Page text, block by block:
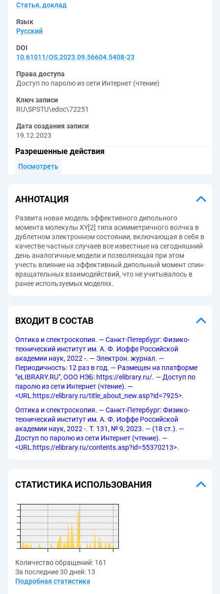
Статья, доклад
Язык
Русский
DOI
10.61011/OS.2023.09.56604.5408-23
Права доступа
Доступ по паролю из сети Интернет (чтение)
Ключ записи
RU\SPSTU\edoc\72251
Дата создания записи
19.12.2023
Разрешенные действия
Посмотреть
АННОТАЦИЯ
Развита новая модель эффективного дипольного
момента молекулы XY[2] типа асимметричного волчка в
дублетном электронном состоянии, включающая в себя в
качестве частных случаев все известные на сегодняшний
день аналогичные модели и позволяющая при этом
учесть влияние на эффективный дипольный момент спин-
вращательных взаимодействий, что не учитывалось в
ранее используемых моделях.
ВХОДИТ В СОСТАВ
Оптика и спектроскопия. — Санкт-Петербург: Физико-
технический институт им. А. Ф. Иоффе Российской
академии наук, 2022 -. — Электрон. журнал. —
Периодичность: 12 раз в год. — Размещен на платформе
"eLIBRARY.RU", ООО НЭБ: https://elibrary.ru/. — Доступ по
паролю из сети Интернет (чтение). —
<URL:https://elibrary.ru/title_about_new.asp?id=7925>.
Оптика и спектроскопия. — Санкт-Петербург: Физико-
технический институт им. А. Ф. Иоффе Российской
академии наук, 2022 -. Т. 131, № 9, 2023. — (18 ст.). —
Доступ по паролю из сети Интернет (чтение). —
<URL:https://elibrary.ru/contents.asp?id=55370213>.
СТАТИСТИКА ИСПОЛЬЗОВАНИЯ
Количество обращений: 161
За последние 30 дней: 13
Подробная статистика